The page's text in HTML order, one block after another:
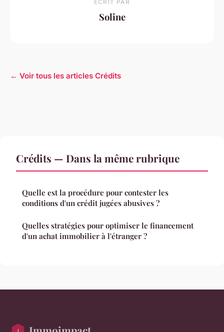
ECRIT PAR
Soline
← Voir tous les articles Crédits
Crédits — Dans la même rubrique
Quelle est la procédure pour contester les
conditions d'un crédit jugées abusives ?
Quelles stratégies pour optimiser le financement
d'un achat immobilier à l'étranger ?